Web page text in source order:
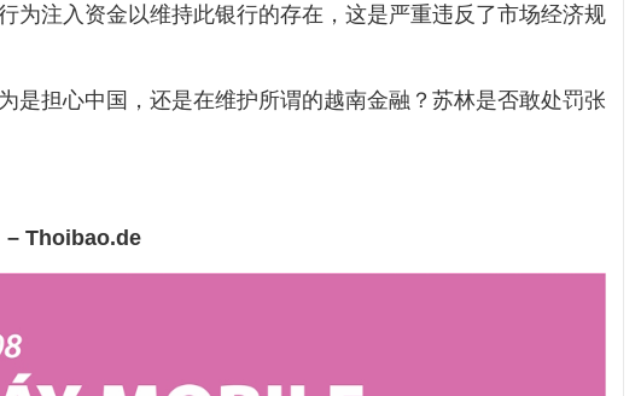
为注入资金以维持此银行的存在，这是严重违反了市场经济规
是担心中国，还是在维护所谓的越南金融？苏林是否敢处罚张
– Thoibao.de